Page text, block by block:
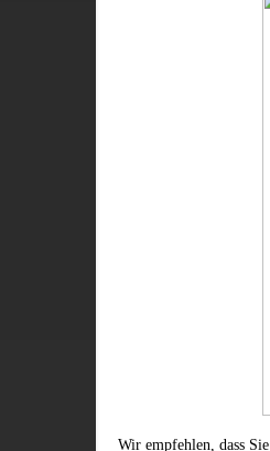
Wir empfehlen, dass